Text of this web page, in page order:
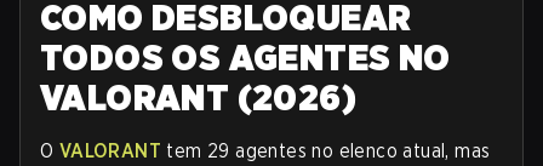
COMO DESBLOQUEAR
TODOS OS AGENTES NO
VALORANT (2026)
O VALORANT tem 29 agentes no elenco atual, mas